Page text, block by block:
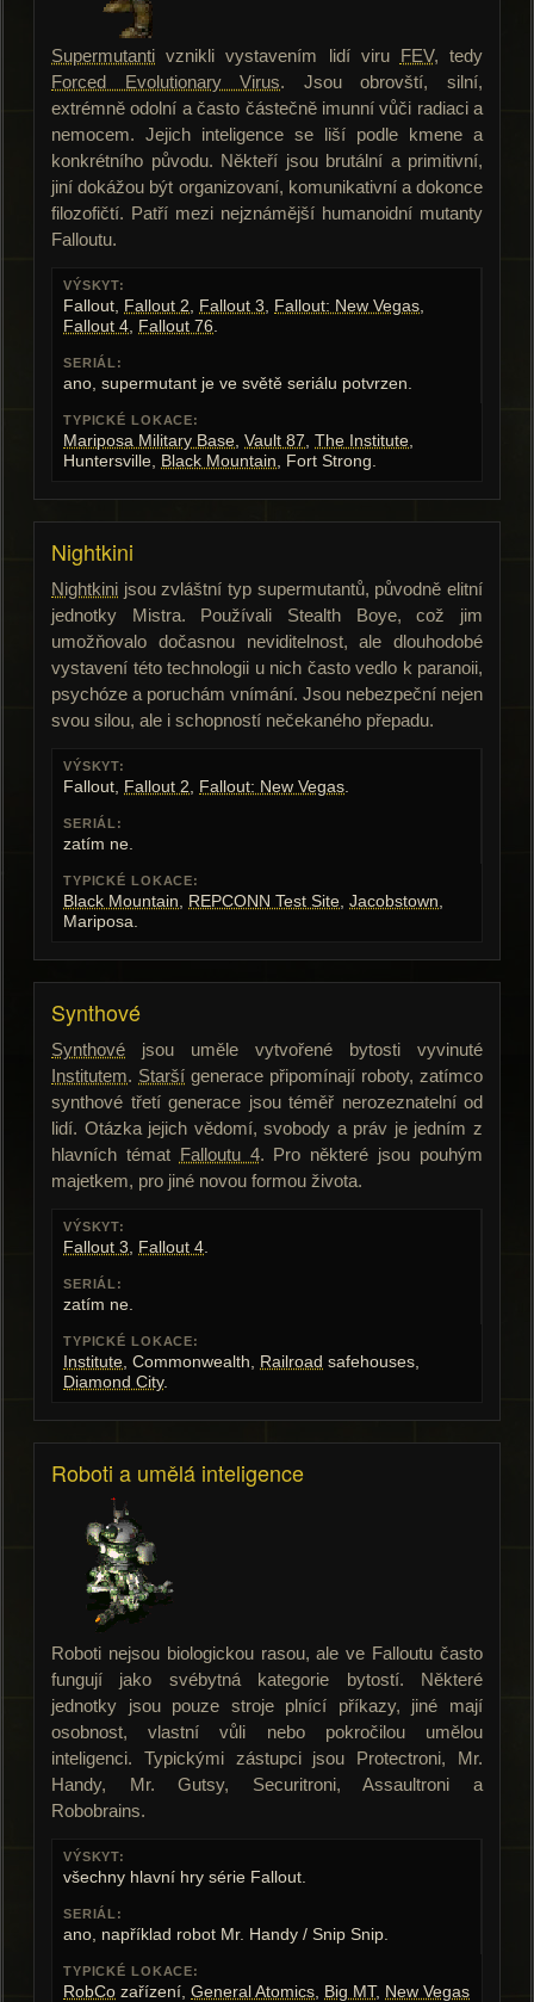
Supermutanti vznikli vystavením lidí viru FEV, tedy
Forced Evolutionary Virus. Jsou obrovští, silní,
extrémně odolní a často částečně imunní vůči radiaci a
nemocem. Jejich inteligence se liší podle kmene a
konkrétního původu. Někteří jsou brutální a primitivní,
jiní dokážou být organizovaní, komunikativní a dokonce
filozofičtí. Patří mezi nejznámější humanoidní mutanty
Falloutu.
VÝSKYT:
Fallout, Fallout 2, Fallout 3, Fallout: New Vegas,
Fallout 4, Fallout 76.
SERIÁL:
ano, supermutant je ve světě seriálu potvrzen.
TYPICKÉ LOKACE:
Mariposa Military Base, Vault 87, The Institute,
Huntersville, Black Mountain, Fort Strong.
Nightkini
Nightkini jsou zvláštní typ supermutantů, původně elitní
jednotky Mistra. Používali Stealth Boye, což jim
umožňovalo dočasnou neviditelnost, ale dlouhodobé
vystavení této technologii u nich často vedlo k paranoii,
psychóze a poruchám vnímání. Jsou nebezpeční nejen
svou silou, ale i schopností nečekaného přepadu.
VÝSKYT:
Fallout, Fallout 2, Fallout: New Vegas.
SERIÁL:
zatím ne.
TYPICKÉ LOKACE:
Black Mountain, REPCONN Test Site, Jacobstown,
Mariposa.
Synthové
Synthové jsou uměle vytvořené bytosti vyvinuté
Institutem. Starší generace připomínají roboty, zatímco
synthové třetí generace jsou téměř nerozeznatelní od
lidí. Otázka jejich vědomí, svobody a práv je jedním z
hlavních témat
Falloutu 4. Pro některé jsou pouhým
majetkem, pro jiné novou formou života.
VÝSKYT:
Fallout 3, Fallout 4.
SERIÁL:
zatím ne.
TYPICKÉ LOKACE:
Institute, Commonwealth, Railroad safehouses,
Diamond City.
Roboti a umělá inteligence
Roboti nejsou biologickou rasou, ale ve Falloutu často
fungují jako svébytná kategorie bytostí. Některé
jednotky jsou pouze stroje plnící příkazy, jiné mají
osobnost, vlastní vůli nebo pokročilou umělou
inteligenci. Typickými zástupci jsou Protectroni, Mr.
Handy, Mr. Gutsy, Securitroni, Assaultroni a
Robobrains.
VÝSKYT:
všechny hlavní hry série Fallout.
SERIÁL:
ano, například robot Mr. Handy / Snip Snip.
TYPICKÉ LOKACE:
RobCo zařízení, General Atomics, Big MT, New Vegas